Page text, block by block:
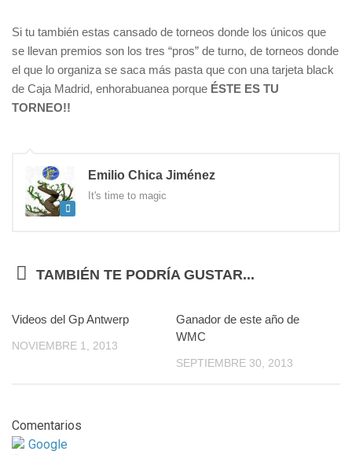
Si tu también estas cansado de torneos donde los únicos que
se llevan premios son los tres “pros” de turno, de torneos donde
el que lo organiza se saca más pasta que con una tarjeta black
de Caja Madrid, enhorabuanea porque ÉSTE ES TU
TORNEO!!
Emilio Chica Jiménez
It's time to magic
TAMBIÉN TE PODRÍA GUSTAR...
Videos del Gp Antwerp
NOVIEMBRE 1, 2013
Ganador de este año de
WMC
SEPTIEMBRE 30, 2013
Comentarios
Google